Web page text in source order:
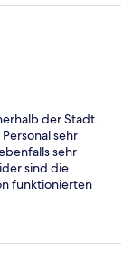
der Stadt.
sehr
sehr
sind die
funktionierten
in der
Vormieter
280 EUR die